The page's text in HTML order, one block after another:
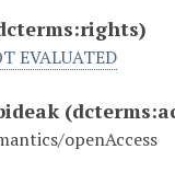
EVALUATED
openAccess